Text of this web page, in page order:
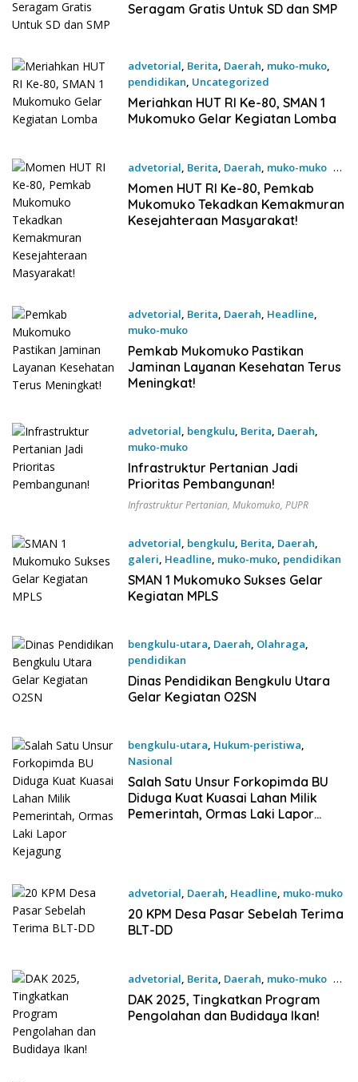
Seragam Gratis Untuk SD dan SMP
advetorial, Berita, Daerah, muko-muko,
pendidikan, Uncategorized
15 Agustus 2025
Meriahkan HUT RI Ke-80, SMAN 1
Mukomuko Gelar Kegiatan Lomba
advetorial, Berita, Daerah, muko-muko 15
Agustus 2025
Momen HUT RI Ke-80, Pemkab
Mukomuko Tekadkan Kemakmuran
Kesejahteraan Masyarakat!
advetorial, Berita, Daerah, Headline,
muko-muko
11 Agustus 2025
Pemkab Mukomuko Pastikan
Jaminan Layanan Kesehatan Terus
Meningkat!
advetorial, bengkulu, Berita, Daerah,
muko-muko
7 Agustus 2025
Infrastruktur Pertanian Jadi
Prioritas Pembangunan!
Infrastruktur Pertanian, Mukomuko, PUPR
advetorial, bengkulu, Berita, Daerah,
galeri, Headline, muko-muko, pendidikan
12 Juli 2025
SMAN 1 Mukomuko Sukses Gelar
Kegiatan MPLS
bengkulu-utara, Daerah, Olahraga,
pendidikan
5 Juni 2025
Dinas Pendidikan Bengkulu Utara
Gelar Kegiatan O2SN
bengkulu-utara, Hukum-peristiwa,
Nasional
6 Mei 2025
Salah Satu Unsur Forkopimda BU
Diduga Kuat Kuasai Lahan Milik
Pemerintah, Ormas Laki Lapor
advetorial, Daerah, Headline, muko-muko
28 Maret 2025
20 KPM Desa Pasar Sebelah Terima
BLT-DD
advetorial, Berita, Daerah, muko-muko 22
Maret 2025
DAK 2025, Tingkatkan Program
Pengolahan dan Budidaya Ikan!